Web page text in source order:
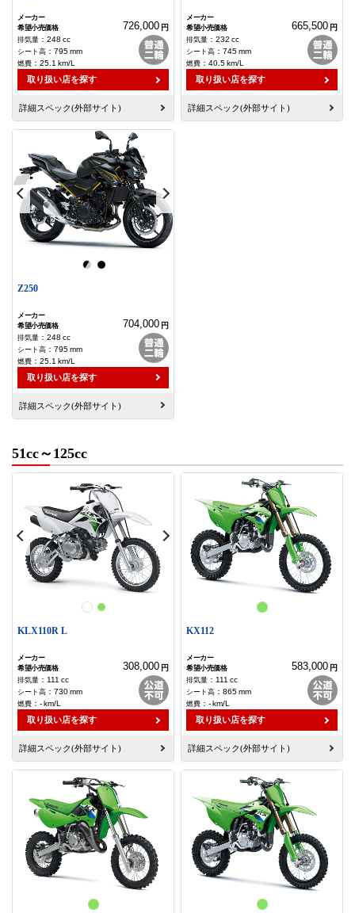
726,000 円
： 248 cc
： 795mm
： 25.1 km/L
取り扱い店を探す
詳細スペック(外部サイト)
665,500 円
： 232 cc
： 745mm
： 40.5km/L
取り扱い店を探す
詳細スペック(外部サイト)
Z250
704,000 円
： 248 cc
： 795mm
： 25.1 km/L
取り扱い店を探す
詳細スペック(外部サイト)
51cc～125cc
KLX110R L
308,000 円
： 111 cc
： 730mm
： -km/L
取り扱い店を探す
詳細スペック(外部サイト)
KX112
583,000 円
： 111 cc
： 865mm
： -km/L
取り扱い店を探す
詳細スペック(外部サイト)